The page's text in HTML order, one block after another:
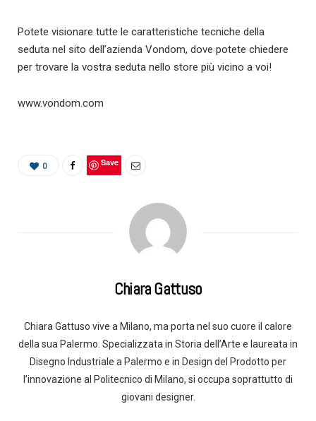
Potete visionare tutte le caratteristiche tecniche della
seduta nel sito dell’azienda Vondom, dove potete chiedere
per trovare la vostra seduta nello store più vicino a voi!
www.vondom.com
0 Save
Chiara Gattuso
Chiara Gattuso vive a Milano, ma porta nel suo cuore il calore
della sua Palermo. Specializzata in Storia dell’Arte e laureata in
Disegno Industriale a Palermo e in Design del Prodotto per
l’innovazione al Politecnico di Milano, si occupa soprattutto di
giovani designer.